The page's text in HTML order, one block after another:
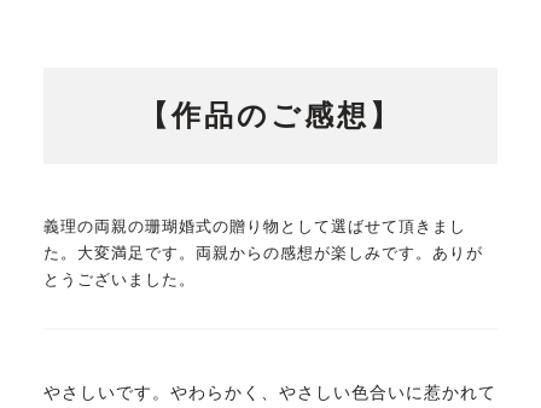
【作品のご感想】
義理の両親の珊瑚婚式の贈り物として選ばせて頂きまし
た。大変満足です。両親からの感想が楽しみです。ありが
とうございました。
やさしいです。やわらかく、やさしい色合いに惹かれて